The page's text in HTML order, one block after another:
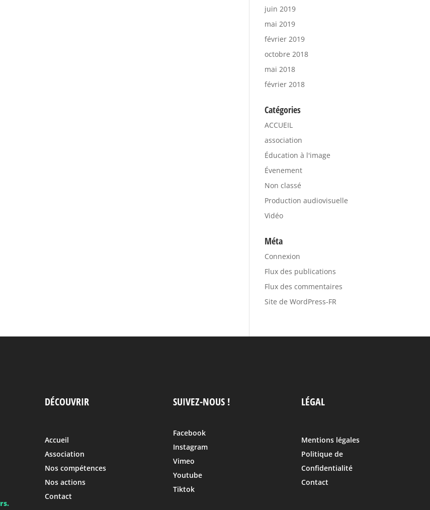
juin 2019
mai 2019
février 2019
octobre 2018
mai 2018
février 2018
Catégories
ACCUEIL
association
Éducation à l'image
Évenement
Non classé
Production audiovisuelle
Vidéo
Méta
Connexion
Flux des publications
Flux des commentaires
Site de WordPress-FR
DÉCOUVRIR
Accueil
Association
Nos compétences
Nos actions
Contact
SUIVEZ-NOUS !
Facebook
Instagram
Vimeo
Youtube
Tiktok
LÉGAL
Mentions légales
Politique de
Confidentialité
Contact